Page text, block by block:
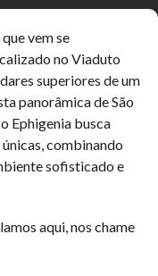
vem se
no Viaduto
superiores de um
panorâmica de São
Ephigenia busca
combinando
sofisticado e
aqui, nos chame